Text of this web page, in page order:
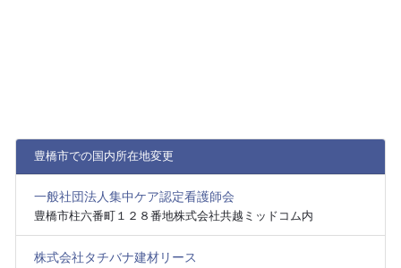
豊橋市での国内所在地変更
一般社団法人集中ケア認定看護師会
豊橋市柱六番町１２８番地株式会社共越ミッドコム内
株式会社タチバナ建材リース